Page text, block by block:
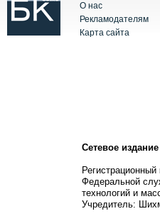
О нас
Рекламодателям
Карта сайта
Сетевое
Федеральной
технологий и
Учредитель: